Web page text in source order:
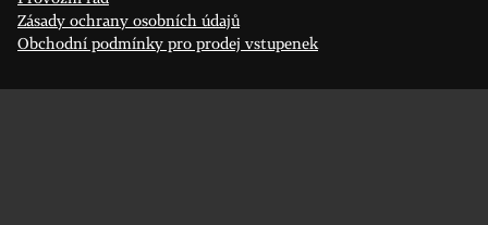
Zásady ochrany osobních údajů
Obchodní podmínky pro prodej vstupenek